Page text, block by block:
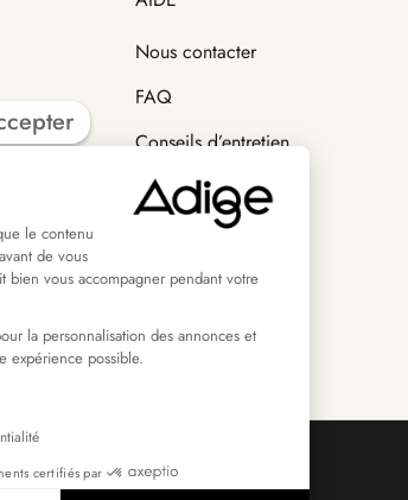
Nous contacter
FAQ
Conseils d’entretien
Modes de livraison
Retour et échange
le contenu
de vous
bien vous accompagner pendant votre
la personnalisation des annonces et
expérience possible.
certifiés par